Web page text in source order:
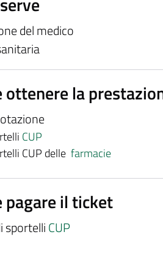
del medico
ottenere la
CUP
CUP delle farmacie
pagare il ticket
sportelli CUP